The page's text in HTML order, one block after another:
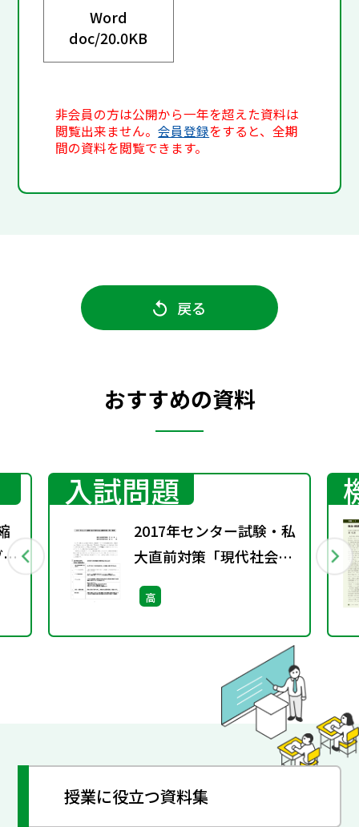
Word
doc/20.0KB
非会員の方は公開から一年を超えた資料は
閲覧出来ません。会員登録をすると、全期
間の資料を閲覧できます。
戻る
おすすめの資料
入試問題
2017年センター試験・私
大直前対策「現代社会」
一問一答集
高
授業に役立つ資料集